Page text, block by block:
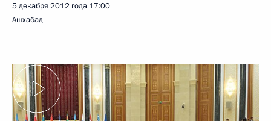
5 декабря 2012 года 17:00
Ашхабад